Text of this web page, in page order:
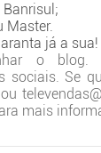
Banrisul;
Master.
já a sua!
o blog.
sociais. Se
mais